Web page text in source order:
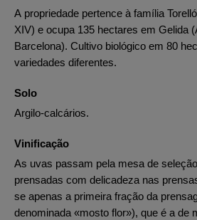
A propriedade pertence à família
XIV) e ocupa 135 hectares em Gelida
Barcelona). Cultivo biológico em 80
variedades diferentes.
Solo
Argilo-calcários.
Vinificação
As uvas passam pela mesa de
prensadas com delicadeza nas
se apenas a primeira fração da
denominada «mosto flor»), que é a de